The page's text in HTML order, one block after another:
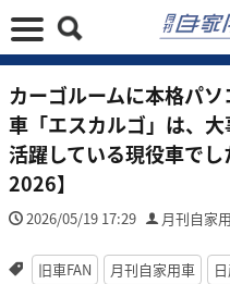
カーゴルームに本格パ
車「エスカルゴ」は、
活躍している現役車で
2026】
2026/05/19 17:29 月刊自家
旧車FAN 月刊自家用車